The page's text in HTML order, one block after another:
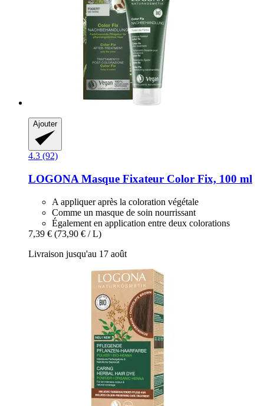
Ajouter
4.3 (92)
LOGONA Masque Fixateur Color Fix, 100 ml
A appliquer après la coloration végétale
Comme un masque de soin nourrissant
Également en application entre deux colorations
7,39 € (73,90 € / L)
Livraison jusqu'au 17 août